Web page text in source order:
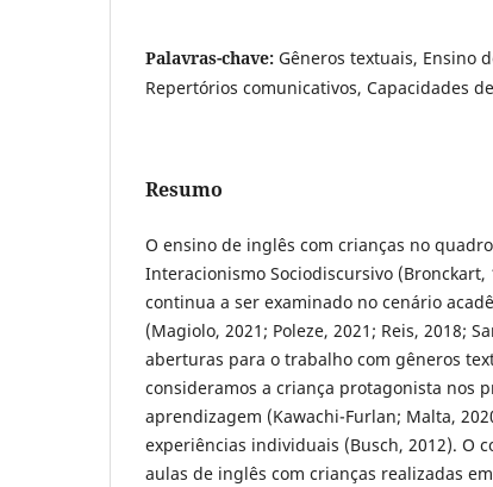
Palavras-chave: Gêneros textuais, Ensino
Repertórios comunicativos, Capacidades
Resumo
O ensino de inglês com crianças no
Interacionismo Sociodiscursivo (Bronckart,
continua a ser examinado no cenário
(Magiolo, 2021; Poleze, 2021; Reis, 2018;
aberturas para o trabalho com gêneros
consideramos a criança protagonista nos
aprendizagem (Kawachi-Furlan; Malta,
experiências individuais (Busch, 2012). O
aulas de inglês com crianças realizadas